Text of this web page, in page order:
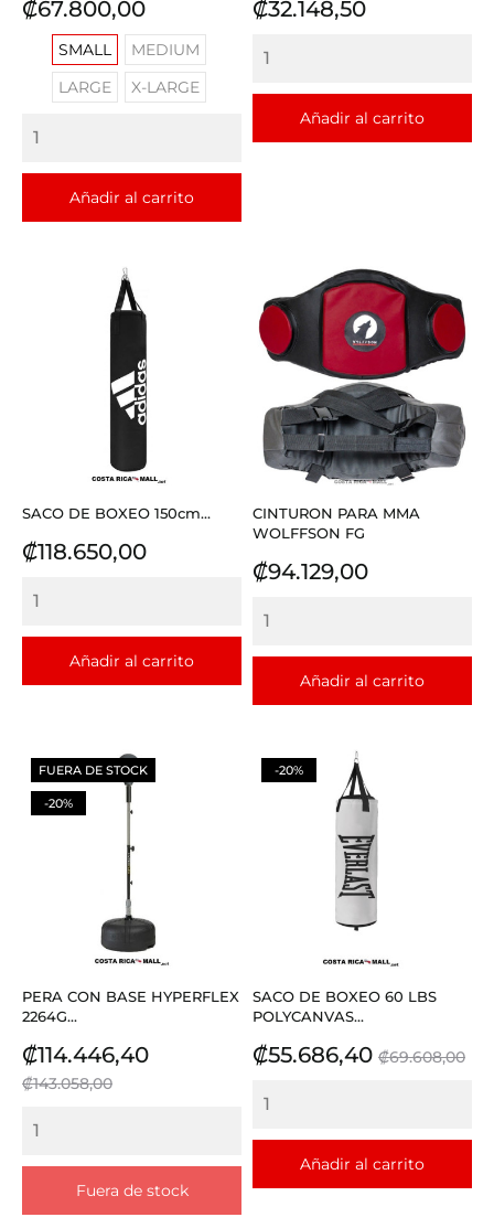
Precio
₡67.800,00
SMALL
MEDIUM
LARGE
X-LARGE
Añadir al carrito
Precio
₡32.148,50
Añadir al carrito
SACO DE BOXEO 150cm...
Precio
₡118.650,00
Añadir al carrito
CINTURON PARA MMA
WOLFFSON FG
Precio
₡94.129,00
Añadir al carrito
PERA CON BASE HYPERFLEX
2264G...
Precio
₡114.446,40Precio
₡143.058,00
Fuera de stock
FUERA DE STOCK
-20%
SACO DE BOXEO 60 LBS
POLYCANVAS...
Precio
₡55.686,40 Precio
₡69.608,00
Añadir al carrito
-20%